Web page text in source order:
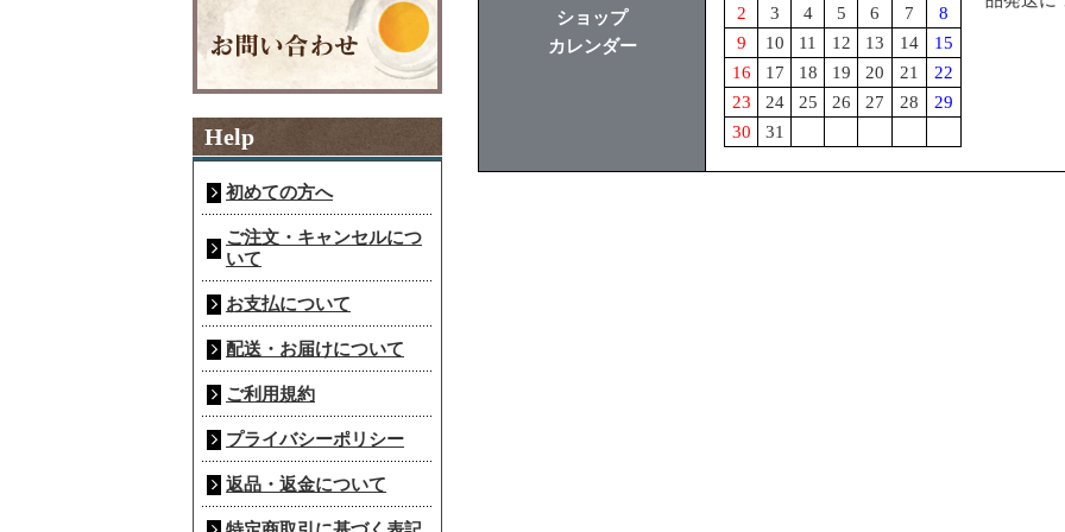
Help
初めての方へ
ご注文・キャンセルにつ
いて
お支払について
配送・お届けについて
ご利用規約
プライバシーポリシー
返品・返金について
ショップ
カレンダー
2
3 4 5 6 7
8
9
10 11 12 13 14
15
16
17 18 19 20 21
22
23
24 25 26 27 28
29
30
31